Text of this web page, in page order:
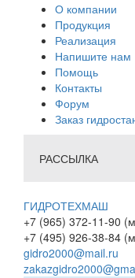
О компании
Продукция
Реализация
Напишите нам
Помощь
Контакты
Форум
Заказ
РАССЫЛКА
ГИДРОТЕХМАШ
+7 (965) 372-11-90
+7 (495) 926-38-84
gidro2000@mail.ru